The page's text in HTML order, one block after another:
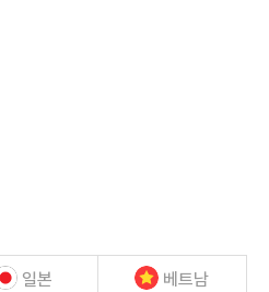
일본 베트남